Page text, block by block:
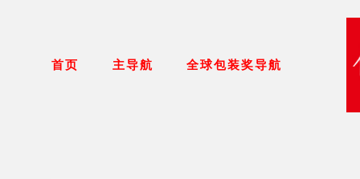
首页 主导航 全球包装奖导航